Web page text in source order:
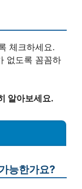
체크하세요.
없도록 꼼꼼하
알아보세요.
능한가요?